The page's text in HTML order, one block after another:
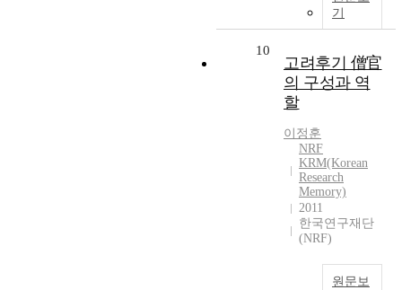
기
10
고려후기 僧官
의 구성과 역
할
이정훈
NRF
KRM(Korean
Research
Memory)
2011
한국연구재단
(NRF)
원문보